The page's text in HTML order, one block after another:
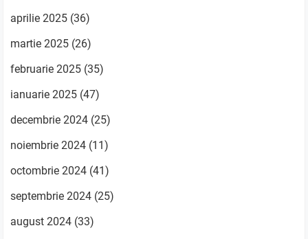
aprilie 2025 (36)
martie 2025 (26)
februarie 2025 (35)
ianuarie 2025 (47)
decembrie 2024 (25)
noiembrie 2024 (11)
octombrie 2024 (41)
septembrie 2024 (25)
august 2024 (33)